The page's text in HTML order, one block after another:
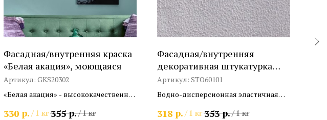
Фасадная/внутренняя краска
«Белая акация», моющаяся
Артикул: GKS20302
«Белая акация» - высококачественная
акриловая для фасадных и
330 р. / 1 кг355 р./1 кг
Фасадная/внутренняя
декоративная штукатурка
"Elastic Plaster Premium"
Артикул: STO60101
Водно-дисперсионная эластичная
внутренних работ на акриловой
318 р. / 1 кг353 р./1 кг